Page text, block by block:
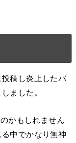
稿し炎上したバ
ました。
かもしれません
中でかなり無神